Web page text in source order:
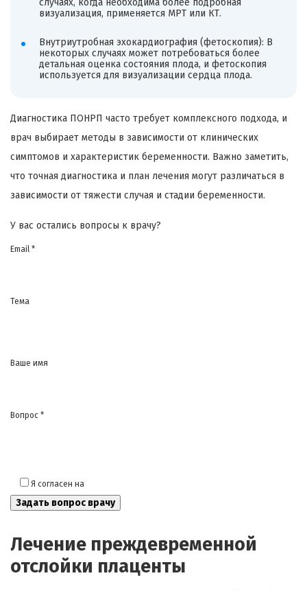
случаях, когда необходима более подробная
визуализация, применяется МРТ или КТ.
Внутриутробная эхокардиография (фетоскопия): В
некоторых случаях может потребоваться более
детальная оценка состояния плода, и фетоскопия
используется для визуализации сердца плода.
Диагностика ПОНРП часто требует комплексного подхода, и
врач выбирает методы в зависимости от клинических
симптомов и характеристик беременности. Важно заметить,
что точная диагностика и план лечения могут различаться в
зависимости от тяжести случая и стадии беременности.
У вас остались вопросы к врачу?
Email *
Тема
Ваше имя
Вопрос *
Я согласен на
Лечение преждевременной
отслойки плаценты